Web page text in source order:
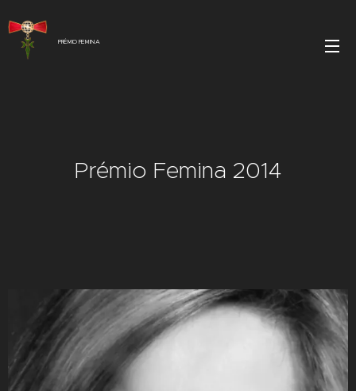
PRÉMIO FEMINA
Prémio Femina 2014